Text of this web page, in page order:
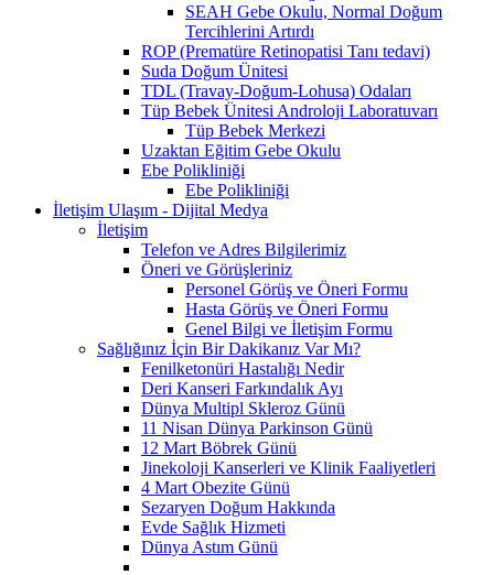
SEAH Gebe Okulu, Normal Doğum
Tercihlerini Artırdı
ROP (Prematüre Retinopatisi Tanı tedavi)
Suda Doğum Ünitesi
TDL (Travay-Doğum-Lohusa) Odaları
Tüp Bebek Ünitesi Androloji Laboratuvarı
Tüp Bebek Merkezi
Uzaktan Eğitim Gebe Okulu
Ebe Polikliniği
Ebe Polikliniği
İletişim Ulaşım - Dijital Medya
İletişim
Telefon ve Adres Bilgilerimiz
Öneri ve Görüşleriniz
Personel Görüş ve Öneri Formu
Hasta Görüş ve Öneri Formu
Genel Bilgi ve İletişim Formu
Sağlığınız İçin Bir Dakikanız Var Mı?
Fenilketonüri Hastalığı Nedir
Deri Kanseri Farkındalık Ayı
Dünya Multipl Skleroz Günü
11 Nisan Dünya Parkinson Günü
12 Mart Böbrek Günü
Jinekoloji Kanserleri ve Klinik Faaliyetleri
4 Mart Obezite Günü
Sezaryen Doğum Hakkında
Evde Sağlık Hizmeti
Dünya Astım Günü